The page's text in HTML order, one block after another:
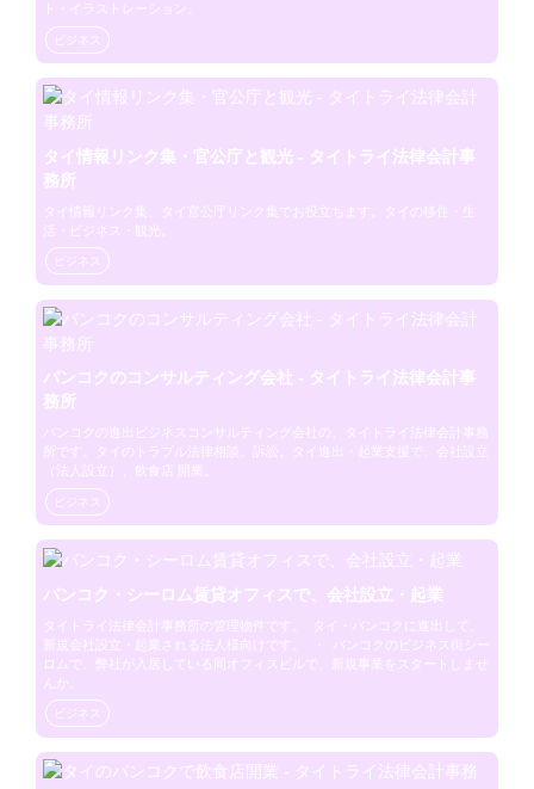
ト・イラストレーション。
ビジネス
タイ情報リンク集・官公庁と観光 - タイトライ法律会計事
務所
タイ情報リンク集、タイ官公庁リンク集でお役立ちます。タイの移住・生
活・ビジネス・観光。
ビジネス
バンコクのコンサルティング会社 - タイトライ法律会計事
務所
バンコクの進出ビジネスコンサルティング会社の、タイトライ法律会計事務
所です。タイのトラブル法律相談、訴訟。タイ進出・起業支援で、会社設立
（法人設立）、飲食店 開業。
ビジネス
バンコク・シーロム賃貸オフィスで、会社設立・起業
タイトライ法律会計事務所の管理物件です。  タイ・バンコクに進出して、
新規会社設立・起業される法人様向けです。  ・  バンコクのビジネス街シー
ロムで、弊社が入居している同オフィスビルで、新規事業をスタートしませ
んか。
ビジネス